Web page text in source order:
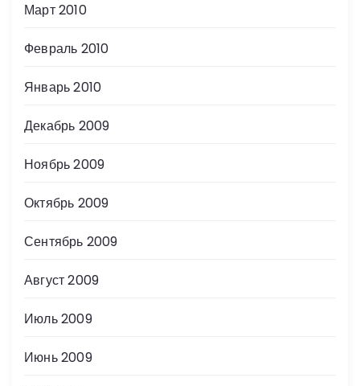
Март 2010
Февраль 2010
Январь 2010
Декабрь 2009
Ноябрь 2009
Октябрь 2009
Сентябрь 2009
Август 2009
Июль 2009
Июнь 2009